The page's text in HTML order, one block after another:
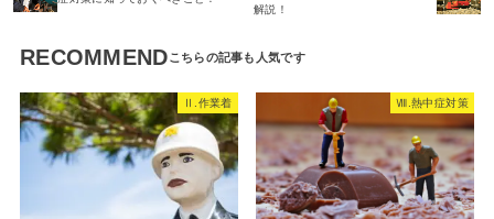
解説！
RECOMMEND
Ⅱ.作業着 Ⅷ.熱中症対策